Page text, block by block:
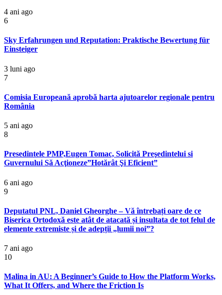
4 ani ago
6
Sky Erfahrungen und Reputation: Praktische Bewertung für
Einsteiger
3 luni ago
7
Comisia Europeană aprobă harta ajutoarelor regionale pentru
România
5 ani ago
8
Presedintele PMP,Eugen Tomac, Solicită Preşedintelui si
Guvernului Să Acţioneze”Hotărât Şi Eficient”
6 ani ago
9
Deputatul PNL, Daniel Gheorghe – Vă întrebați oare de ce
Biserica Ortodoxă este atât de atacată și insultata de tot felul de
elemente extremiste și de adepții „lumii noi”?
7 ani ago
10
Malina in AU: A Beginner’s Guide to How the Platform Works,
What It Offers, and Where the Friction Is